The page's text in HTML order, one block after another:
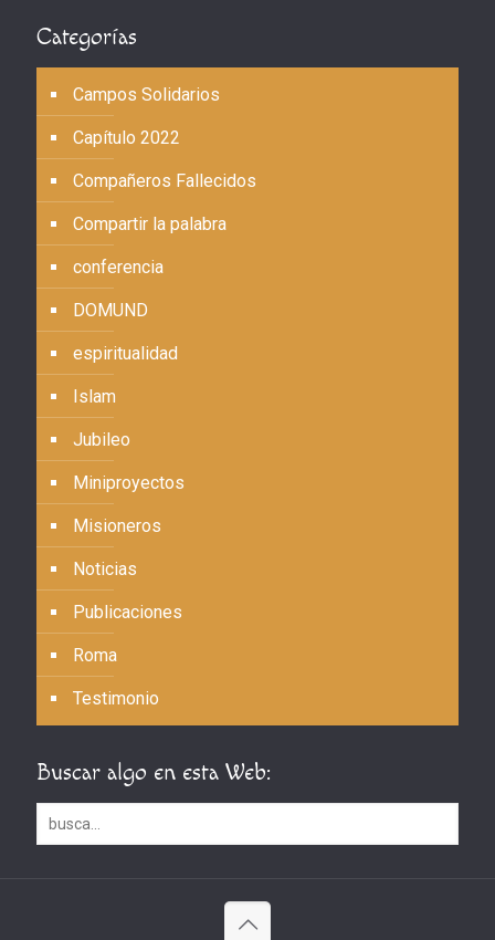
Categorías
Campos Solidarios
Capítulo 2022
Compañeros Fallecidos
Compartir la palabra
conferencia
DOMUND
espiritualidad
Islam
Jubileo
Miniproyectos
Misioneros
Noticias
Publicaciones
Roma
Testimonio
Buscar algo en esta Web: